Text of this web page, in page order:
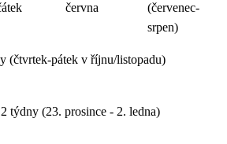
června
(červenec-
srpen)
(čtvrtek-pátek v říjnu/listopadu)
týdny (23. prosince - 2. ledna)